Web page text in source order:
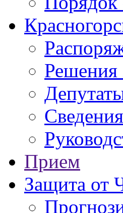
Решения
Прием
Защита от